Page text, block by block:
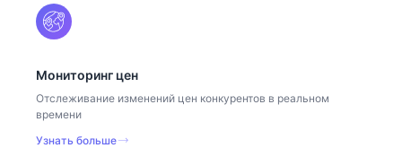
Мониторинг цен
Отслеживание изменений цен конкурентов в реальном
времени
Узнать больше